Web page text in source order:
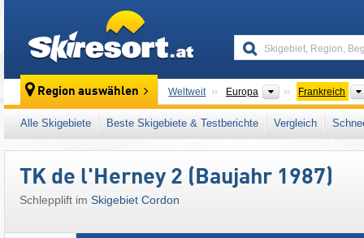
Region auswählen Weltweit Europa Kontinente
Frankreich
Dieses Skigebiet liegt auch in: Evasion
Westalpen Alpen
Alle Skigebiete Beste Skigebiete & Testberichte Vergleich
TK de l'Herney 2 (Baujahr 1987)
Schlepplift im Skigebiet Cordon